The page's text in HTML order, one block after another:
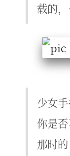
载的
少女
你是
那时